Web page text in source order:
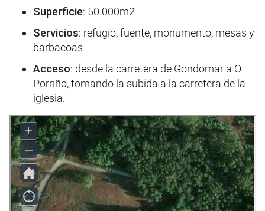
Superficie: 50.000m2
Servicios: refugio, fuente, monumento, mesas y
barbacoas
Acceso: desde la carretera de Gondomar a O
Porriño, tomando la subida a la carretera de la
iglesia.